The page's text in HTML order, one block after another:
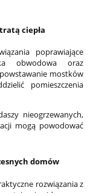
ciepła
poprawiające
obwodowa oraz
mostków
pomieszczenia
nieogrzewanych,
mogą powodować
domów
rozwiązania z